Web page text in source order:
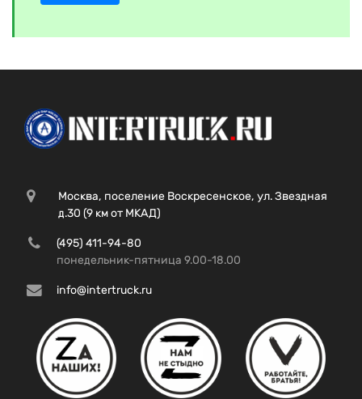
Москва, поселение Воскресенское, ул. Звездная
д.30 (9 км от МКАД)
(495) 411-94-80
понедельник-пятница 9.00-18.00
info@intertruck.ru